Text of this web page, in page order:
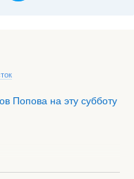
Попова на эту субботу